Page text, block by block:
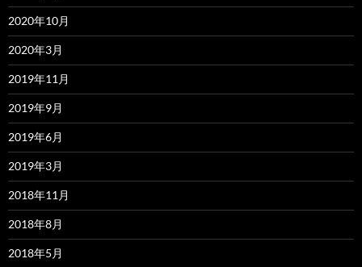
2020年10月
2020年3月
2019年11月
2019年9月
2019年6月
2019年3月
2018年11月
2018年8月
2018年5月